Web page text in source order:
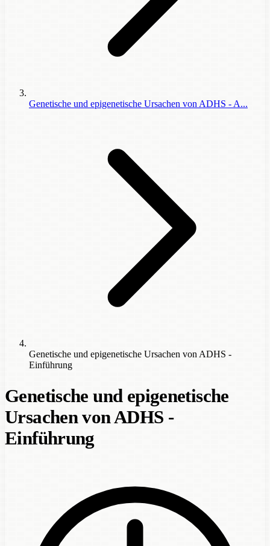
Genetische und epigenetische Ursachen von ADHS - A...
Genetische und epigenetische Ursachen von ADHS -
Einführung
Genetische und epigenetische
Ursachen von ADHS -
Einführung